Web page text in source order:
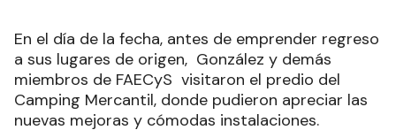
país y en Formosa.
En el día de la fecha, antes de emprender regreso
a sus lugares de origen, González y demás
miembros de FAECyS visitaron el predio del